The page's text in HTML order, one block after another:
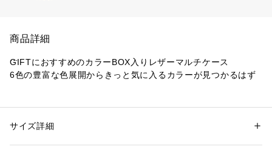
商品詳細
GIFTにおすすめのカラーBOX入りレザーマルチケース
6色の豊富な色展開からきっと気に入るカラーが見つかるはず
ト。性別：メンズ
素材：牛革
サイズ詳細